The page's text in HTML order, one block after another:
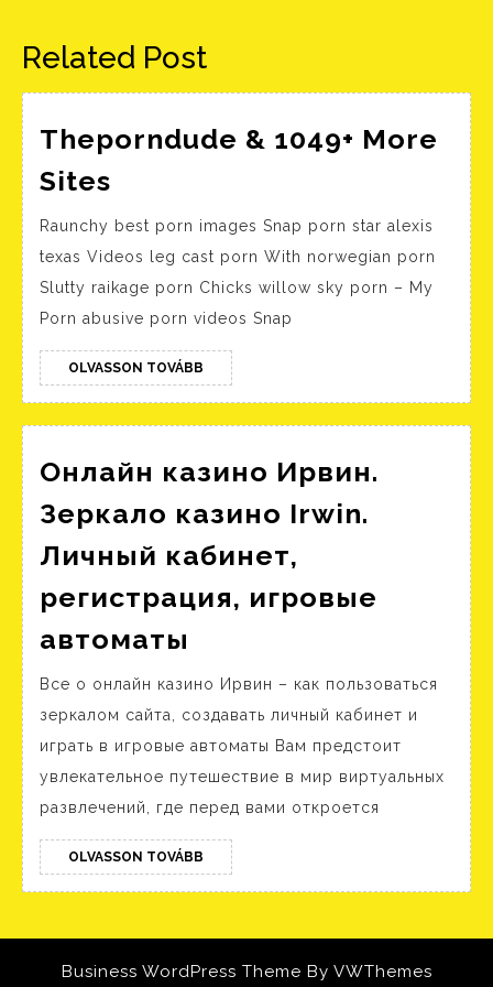
Related Post
Theporndude & 1049+ More
Sites
1049+
More
Sites
Raunchy best porn images Snap porn star alexis
texas Videos leg cast porn With norwegian porn
Slutty raikage porn Chicks willow sky porn – My
Porn abusive porn videos Snap
OLVASSON TOVÁBB OLVASSON
TOVÁBB
Онлайн казино Ирвин.
Зеркало казино Irwin.
Личный кабинет,
регистрация, игровые
автоматы
Ирвин.
Зеркало
Irwin.
кабинет,
регистрация,
автоматы
Все о онлайн казино Ирвин – как пользоваться
зеркалом сайта, создавать личный кабинет и
играть в игровые автоматы Вам предстоит
увлекательное путешествие в мир виртуальных
развлечений, где перед вами откроется
OLVASSON TOVÁBB OLVASSON
TOVÁBB
Business WordPress Theme By VWThemes